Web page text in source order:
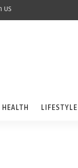
US
HEALTH LIFESTYLE